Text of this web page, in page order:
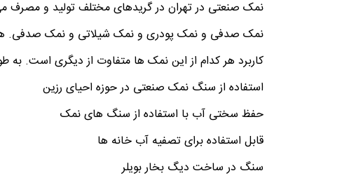
نمک صنعتی در تهران در گریدهای مختلف تولید و مصرف
نمک صدفی و نمک پودری و نمک شیلاتی و نمک صدفی. هر
کاربرد هر کدام از این نمک ها متفاوت از دیگری است. به
استفاده از سنگ نمک صنعتی در حوزه احیای رزین
حفظ سختی آب با استفاده از سنگ های نمک
قابل استفاده برای تصفیه آب خانه ها
سنگ در ساخت دیگ بخار بویلر